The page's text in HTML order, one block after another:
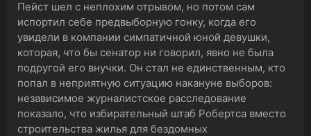
Пейст шел с неплохим отрывом, но потом сам
испортил себе предвыборную гонку, когда его
увидели в компании симпатичной юной девушки,
которая, что бы сенатор ни говорил, явно не была
подругой его внучки. Он стал не единственным, кто
попал в неприятную ситуацию накануне выборов:
независимое журналистское расследование
показало, что избирательный штаб Робертса вместо
строительства жилья для бездомных